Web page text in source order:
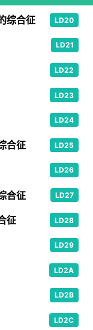
综合征 LD20
LD21
LD22
LD23
LD24
合征 LD25
LD26
合征 LD27
征 LD28
LD29
LD2A
LD2B
LD2C